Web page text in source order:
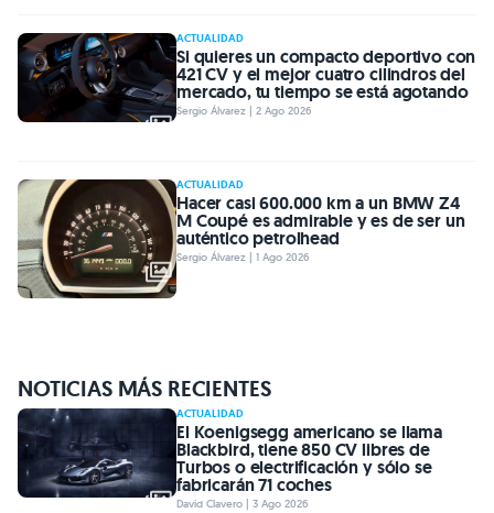
ACTUALIDAD
Si quieres un compacto deportivo con
421 CV y el mejor cuatro cilindros del
mercado, tu tiempo se está agotando
Sergio Álvarez | 2 Ago 2026
ACTUALIDAD
Hacer casi 600.000 km a un BMW Z4
M Coupé es admirable y es de ser un
auténtico petrolhead
Sergio Álvarez | 1 Ago 2026
NOTICIAS MÁS RECIENTES
ACTUALIDAD
El Koenigsegg americano se llama
Blackbird, tiene 850 CV libres de
Turbos o electrificación y sólo se
fabricarán 71 coches
David Clavero | 3 Ago 2026